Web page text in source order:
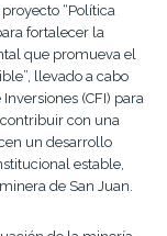
“Política
fortalecer la
que promueva el
llevado a cabo
(CFI) para
con una
un desarrollo
estable,
de San Juan.